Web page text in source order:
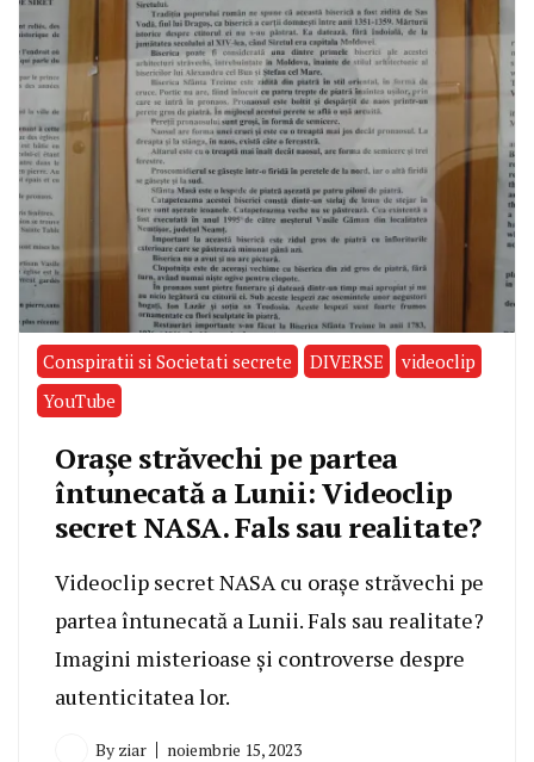
Conspiratii si Societati secrete DIVERSE
videoclip
YouTube
Orașe străvechi pe partea
întunecată a Lunii: Videoclip
secret NASA. Fals sau realitate?
Videoclip secret NASA cu orașe străvechi pe
partea întunecată a Lunii. Fals sau realitate?
Imagini misterioase și controverse despre
autenticitatea lor.
By ziar noiembrie 15, 2023